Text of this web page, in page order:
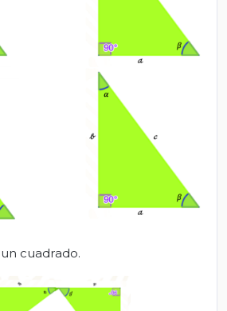
cuadrado.